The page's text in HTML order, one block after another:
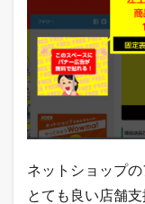
キ
ン
グ
3.5
店
長
ど
う
で
ネットショップ
とても良い店舗